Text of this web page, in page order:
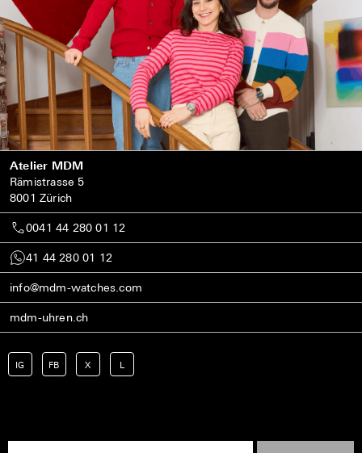
Atelier MDM
Rämistrasse 5
8001 Zürich
0041 44 280 01 12
41 44 280 01 12
info@mdm-watches.com
mdm-uhren.ch
IG FB X L